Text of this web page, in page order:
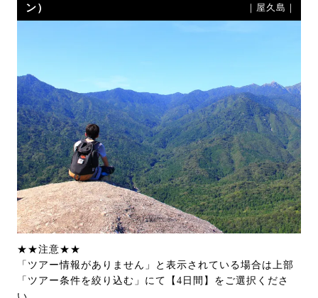
ン）
｜屋久島｜
★★注意★★
「ツアー情報がありません」と表示されている場合は上部
「ツアー条件を絞り込む」にて【4日間】をご選択くださ